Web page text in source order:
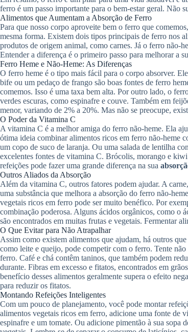
ferro é um passo importante para o bem-estar geral. Não
Alimentos que Aumentam a Absorção de Ferro
Para que nosso corpo aproveite bem o ferro que
mesma forma. Existem dois tipos principais de ferro nos
produtos de origem animal, como carnes. Já o ferro não-
Entender a diferença é o primeiro passo para melhorar a
Ferro Heme e Não-Heme: As Diferenças
O ferro heme é o tipo mais fácil para o corpo absorver.
bife ou um pedaço de frango são boas fontes de ferro
comemos. Isso é uma taxa bem alta. Por outro lado, o
verdes escuras, como espinafre e couve. Também em
menor, variando de 2% a 20%. Mas não se preocupe,
O Poder da Vitamina C
A vitamina C é a melhor amiga do ferro não-heme. Ela
ótima ideia combinar alimentos ricos em ferro não-heme
um copo de suco de laranja. Ou uma salada de lentilha
excelentes fontes de vitamina C. Brócolis, morango e
refeições pode fazer uma grande diferença na sua
Outros Aliados da Absorção
Além da vitamina C, outros fatores podem ajudar. A
uma substância que melhora a absorção do ferro não-
vegetais ricos em ferro pode ser muito benéfico. Por
combinação poderosa. Alguns ácidos orgânicos, como o
são encontrados em muitas frutas e vegetais. Fermentar
O Que Evitar para Não Atrapalhar
Assim como existem alimentos que ajudam, há outros que
como leite e queijo, pode competir com o ferro. Tente
ferro. Café e chá contêm taninos, que também podem
durante. Fibras em excesso e fitatos, encontrados em
benefício desses alimentos geralmente supera o efeito
para reduzir os fitatos.
Montando Refeições Inteligentes
Com um pouco de planejamento, você pode montar
alimentos vegetais ricos em ferro, adicione uma fonte de
espinafre e um tomate. Ou adicione pimentão à sua sopa